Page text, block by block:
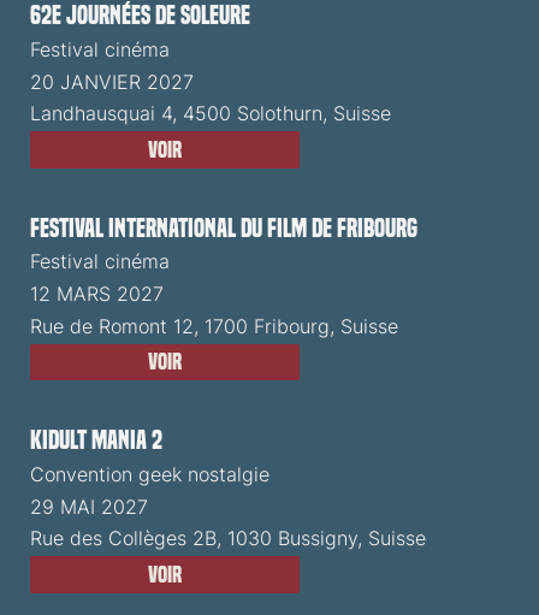
62e Journées de Soleure
Festival cinéma
20 JANVIER 2027
Landhausquai 4, 4500 Solothurn, Suisse
Voir
Festival International du Film de Fribourg
Festival cinéma
12 MARS 2027
Rue de Romont 12, 1700 Fribourg, Suisse
Voir
Kidult Mania 2
Convention geek nostalgie
29 MAI 2027
Rue des Collèges 2B, 1030 Bussigny, Suisse
Voir